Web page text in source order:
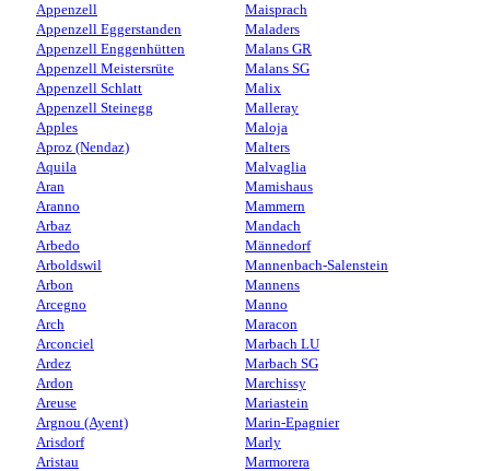
Appenzell
Appenzell Eggerstanden
Appenzell Enggenhütten
Appenzell Meistersrüte
Appenzell Schlatt
Appenzell Steinegg
Apples
Aproz (Nendaz)
Aquila
Aran
Aranno
Arbaz
Arbedo
Arboldswil
Arbon
Arcegno
Arch
Arconciel
Ardez
Ardon
Areuse
Argnou (Ayent)
Arisdorf
Aristau
Maisprach
Maladers
Malans GR
Malans SG
Malix
Malleray
Maloja
Malters
Malvaglia
Mamishaus
Mammern
Mandach
Männedorf
Mannenbach-Salenstein
Mannens
Manno
Maracon
Marbach LU
Marbach SG
Marchissy
Mariastein
Marin-Epagnier
Marly
Marmorera